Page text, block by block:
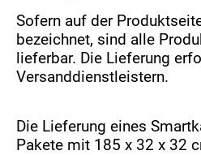
Sofern auf der
bezeichnet, sind alle
lieferbar. Die Lieferung
Versanddienstleistern.
Die Lieferung eines
Pakete mit 185 x 32 x 32